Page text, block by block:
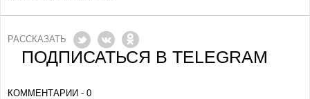
РАССКАЗАТЬ
ПОДПИСАТЬСЯ В TELEGRAM
КОММЕНТАРИИ - 0